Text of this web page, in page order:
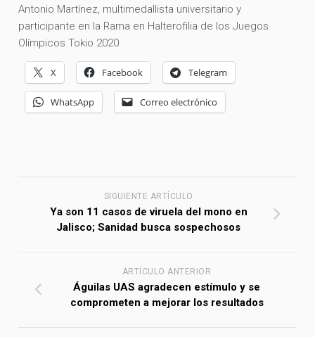
Antonio Martínez, multimedallista universitario y
participante en la Rama en Halterofilia de los Juegos
Olímpicos Tokio 2020.
X Facebook Telegram
WhatsApp Correo electrónico
SIGUIENTE ARTÍCULO
Ya son 11 casos de viruela del mono en
Jalisco; Sanidad busca sospechosos
ARTÍCULO ANTERIOR
Águilas UAS agradecen estímulo y se
comprometen a mejorar los resultados